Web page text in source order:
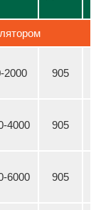
2000 905
4000 905
6000 905